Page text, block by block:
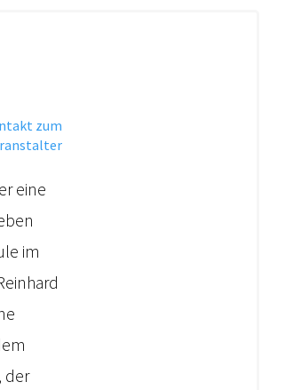
zum
eine
im
der